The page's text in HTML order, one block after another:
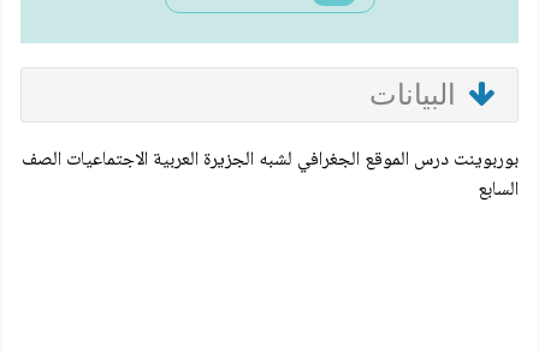
البيانات
بوربوينت درس الموقع الجغرافي لشبه الجزيرة العربية الاجتماعيات الصف
السابع